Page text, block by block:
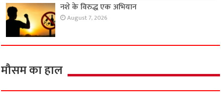
नशे के विरुद्ध एक अभियान
August 7, 2026
मौसम का हाल